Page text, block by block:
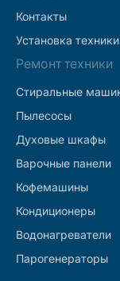
Контакты
Установка техники
Ремонт техники
Стиральные
Пылесосы
Духовые шкафы
Варочные панели
Кофемашины
Кондиционеры
Водонагреватели
Парогенераторы